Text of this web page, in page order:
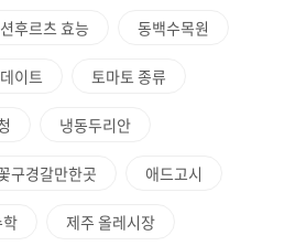
후르츠 효능 동백수목원
이트 토마토 종류
냉동두리안
구경갈만한곳 애드고시
제주 올레시장